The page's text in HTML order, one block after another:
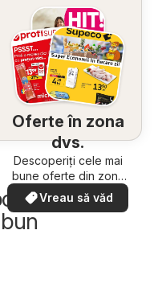
Oferte în zona
dvs.
Descoperiți cele mai
bune oferte din zona
dumneavoastră
Vreau să văd
cumpăra